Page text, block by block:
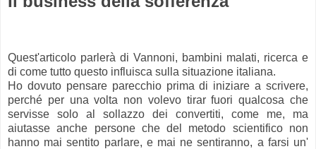
Quest'articolo parlerà di Vannoni, bambini malati, ricerca e
di come tutto questo influisca sulla situazione italiana.
Ho dovuto pensare parecchio prima di iniziare a scrivere,
perché per una volta non volevo tirar fuori qualcosa che
servisse solo al sollazzo dei convertiti, come me, ma
aiutasse anche persone che del metodo scientifico non
hanno mai sentito parlare, e mai ne sentiranno, a farsi un'